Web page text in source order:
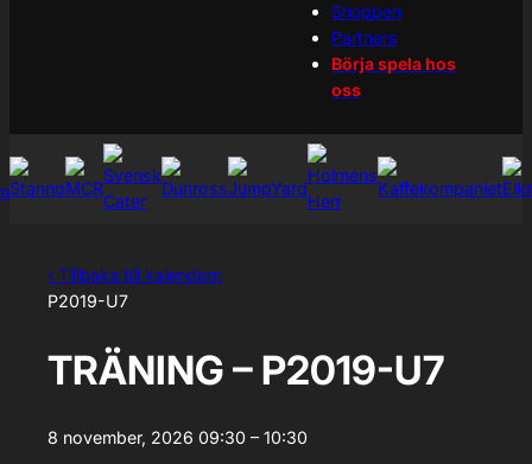
Shoppen
Partners
Börja spela hos
oss
‹ Tillbaka till kalendern
P2019-U7
TRÄNING – P2019-U7
8 november, 2026 09:30 – 10:30